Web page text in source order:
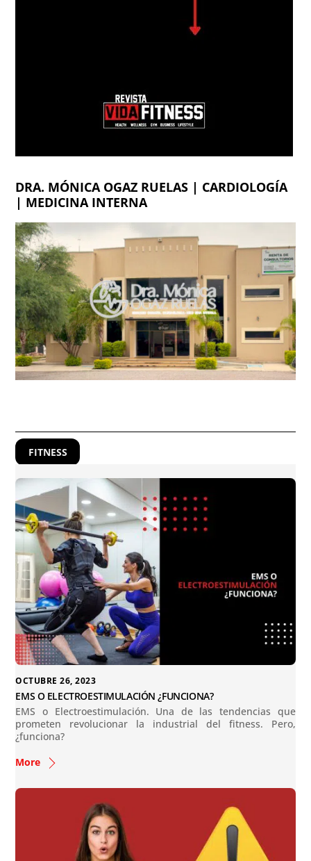
DRA. MÓNICA OGAZ RUELAS | CARDIOLOGÍA
| MEDICINA INTERNA
FITNESS
OCTUBRE 26, 2023
EMS O ELECTROESTIMULACIÓN ¿FUNCIONA?
EMS o Electroestimulación. Una de las tendencias que
prometen revolucionar la industrial del fitness. Pero,
¿funciona?
More